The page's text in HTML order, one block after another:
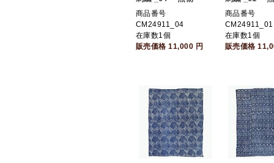
商品番号
CM24911_04
在庫数1個
販売価格11,000 円
商品番号
CM24911_01
在庫数1個
販売価格